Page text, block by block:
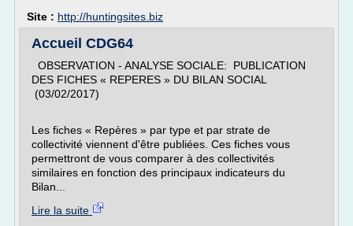
Site : http://huntingsites.biz
Accueil CDG64
OBSERVATION - ANALYSE SOCIALE: PUBLICATION
DES FICHES « REPERES » DU BILAN SOCIAL
(03/02/2017)
Les fiches « Repères » par type et par strate de
collectivité viennent d'être publiées. Ces fiches vous
permettront de vous comparer à des collectivités
similaires en fonction des principaux indicateurs du
Bilan...
Lire la suite